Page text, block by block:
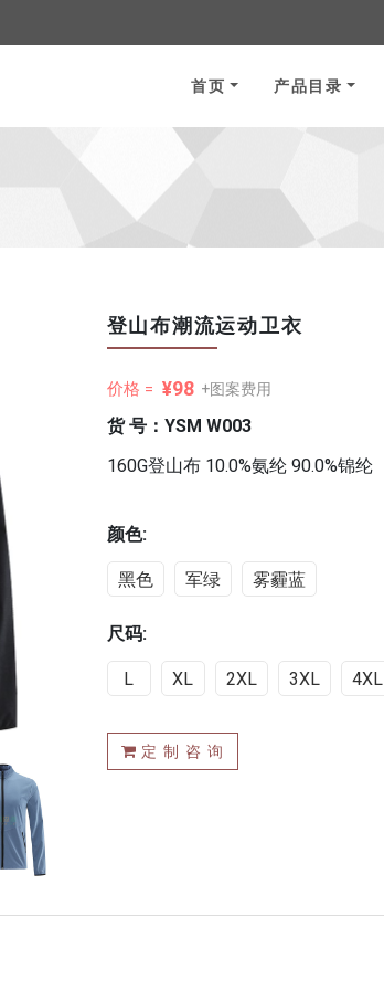
首页 产品目录
登山布潮流运动卫衣
价格 = ¥98 +图案费用
货 号：YSM W003
160G登山布 10.0%氨纶 90.0%锦纶
颜色:
黑色 军绿 雾霾蓝
尺码:
L XL 2XL 3XL 4XL
定 制 咨 询